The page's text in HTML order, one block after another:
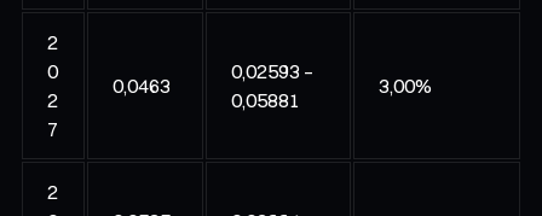
2
0
2
7
0,0463
0,02593 –
0,05881
3,00%
2